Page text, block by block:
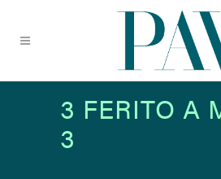
3 FERITO A
3